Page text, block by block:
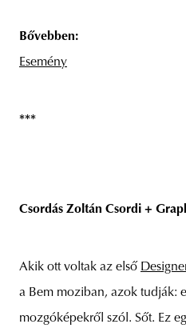
Bővebben:
Esemény
***
Csordás Zoltán Csordi +
Akik ott voltak az első
a Bem moziban, azok tudják:
mozgóképekről szól. Sőt. Ez